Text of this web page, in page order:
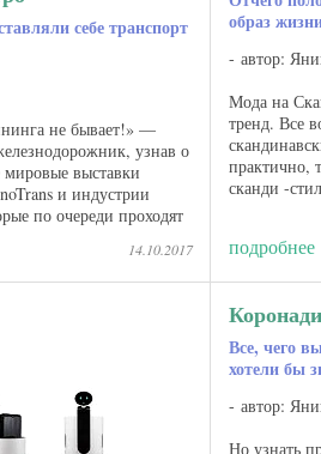
себе транспорт
не бывает!» —
узнав о
выставки
и индустрии
по очереди проходят
14.10.2017
образ
автор:
Мода на
тренд. Все
практично,
сканди -
подробнее
Все, чего
хотели бы
автор:
Но узнать